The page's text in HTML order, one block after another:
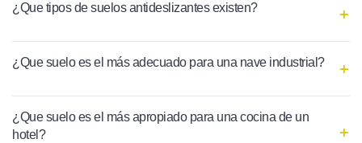
¿Que tipos de suelos antideslizantes existen?
¿Que suelo es el más adecuado para una nave industrial?
¿Que suelo es el más apropiado para una cocina de un
hotel?